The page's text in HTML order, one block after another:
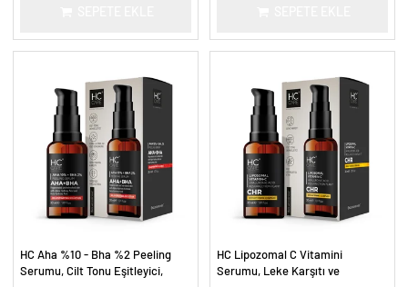
HC Aha %10 - Bha %2 Peeling
Serumu, Cilt Tonu Eşitleyici,
HC Lipozomal C Vitamini
Serumu, Leke Karşıtı ve